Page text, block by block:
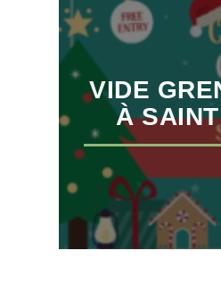
VIDE
À